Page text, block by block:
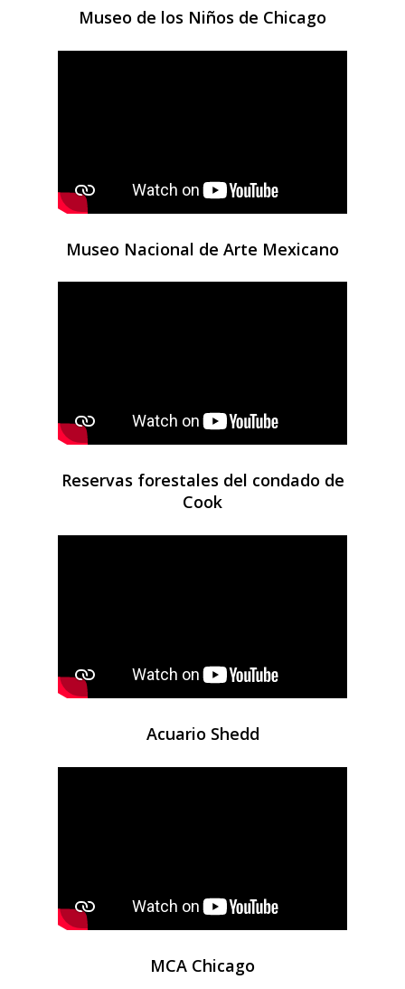
Museo de los Niños de Chicago
Museo Nacional de Arte Mexicano
Reservas forestales del condado de
Cook
Acuario Shedd
MCA Chicago